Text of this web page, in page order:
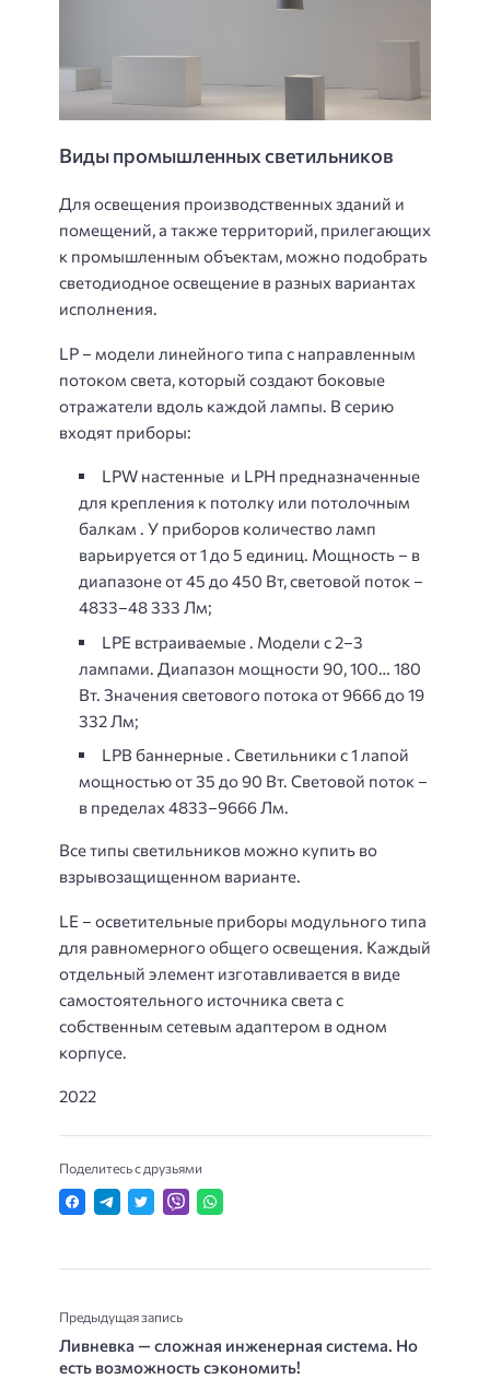
Виды промышленных светильников
Для освещения производственных зданий и
помещений, а также территорий, прилегающих
к промышленным объектам, можно подобрать
светодиодное освещение в разных вариантах
исполнения.
LP – модели линейного типа с направленным
потоком света, который создают боковые
отражатели вдоль каждой лампы. В серию
входят приборы:
LPW настенные и LPH предназначенные
для крепления к потолку или потолочным
балкам . У приборов количество ламп
варьируется от 1 до 5 единиц. Мощность – в
диапазоне от 45 до 450 Вт, световой поток –
4833–48 333 Лм;
LPE встраиваемые . Модели с 2–3
лампами. Диапазон мощности 90, 100… 180
Вт. Значения светового потока от 9666 до 19
332 Лм;
LPB баннерные . Светильники с 1 лапой
мощностью от 35 до 90 Вт. Световой поток –
в пределах 4833–9666 Лм.
Все типы светильников можно купить во
взрывозащищенном варианте.
LE – осветительные приборы модульного типа
для равномерного общего освещения. Каждый
отдельный элемент изготавливается в виде
самостоятельного источника света с
собственным сетевым адаптером в одном
корпусе.
2022
Поделитесь с друзьями
Предыдущая запись
Ливневка — сложная инженерная система. Но
есть возможность сэкономить!